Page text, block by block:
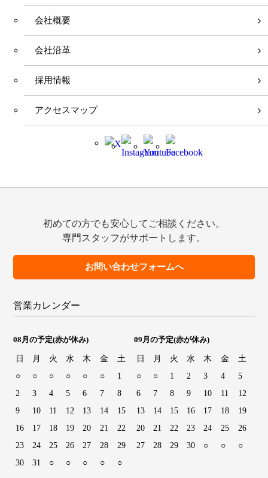
会社概要
会社沿革
採用情報
アクセスマップ
初めての方でも安心してご相談ください。
専門スタッフがサポートします。
お問い合わせフォームへ
営業カレンダー
08月の予定(赤が休み)
日 月 火 水 木 金
土
○
○ ○ ○ ○ ○
1
2
3 4 5 6 7
8
9
10 11 12 13 14
15
16
17 18 19 20 21
22
23
24 25 26 27 28
29
30
31 ○ ○ ○ ○ ○
09月の予定(赤が休み)
日 月 火 水 木 金
土
○
○ 1 2 3 4
5
6
7 8 9 10 11
12
13
14 15 16 17 18
19
20
21 22 23 24 25
26
27
28 29 30 ○ ○ ○